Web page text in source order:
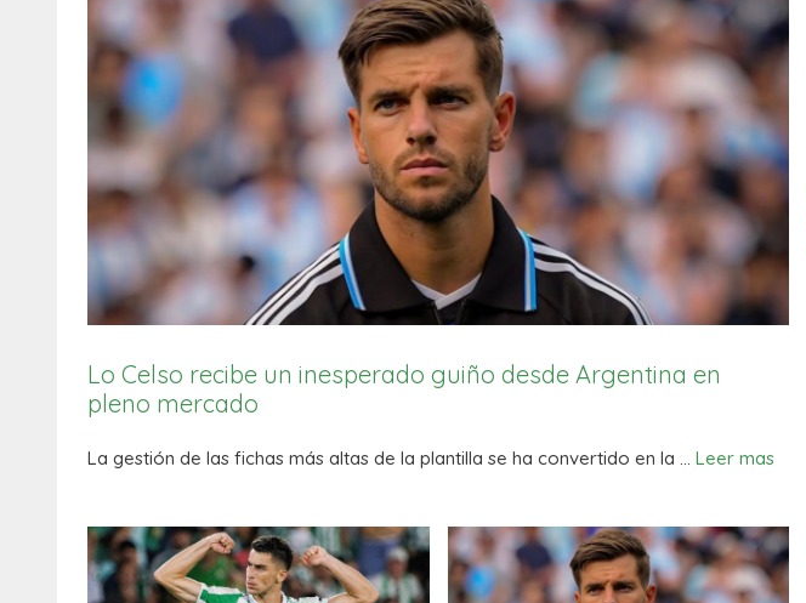
Lo Celso recibe un inesperado guiño desde Argentina en
pleno mercado
La gestión de las fichas más altas de la plantilla se ha convertido en la … Leer mas